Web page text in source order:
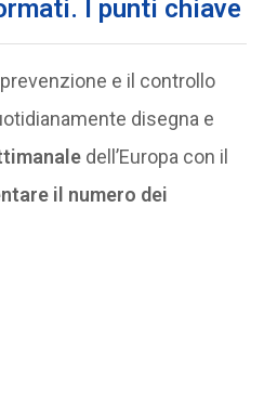
I punti chiave
e il controllo
disegna e
dell’Europa con il
il numero dei